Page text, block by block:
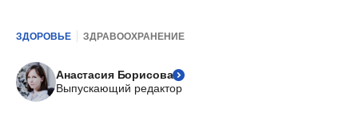
ЗДОРОВЬЕ ЗДРАВООХРАНЕНИЕ
Анастасия Борисова
Выпускающий редактор